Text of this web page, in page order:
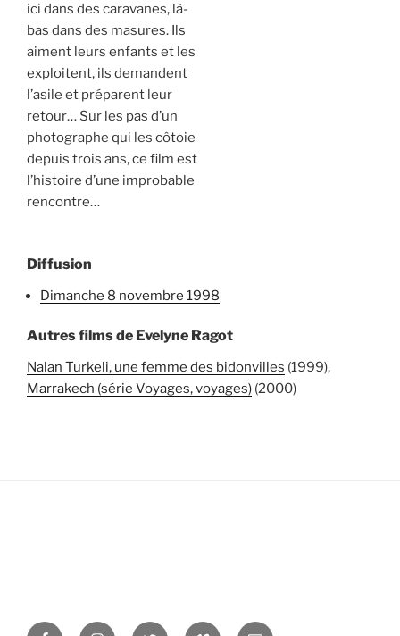
ici dans des caravanes, là-
bas dans des masures. Ils
aiment leurs enfants et les
exploitent, ils demandent
l’asile et préparent leur
retour… Sur les pas d’un
photographe qui les côtoie
depuis trois ans, ce film est
l’histoire d’une improbable
rencontre…
Diffusion
dimanche 8 novembre 1998
Autres films de Evelyne Ragot
Nalan Turkeli, une femme des bidonvilles (1999),
Marrakech (série Voyages, voyages) (2000)
FacebookInstagramTwitter Vimeo Newsletter